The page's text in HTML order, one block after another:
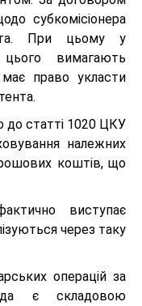
субкомісіонера
При цьому у
вимагають
має право укласти
до статті 1020 ЦКУ
належних
коштів, що
виступає
через таку
операцій за
є складовою